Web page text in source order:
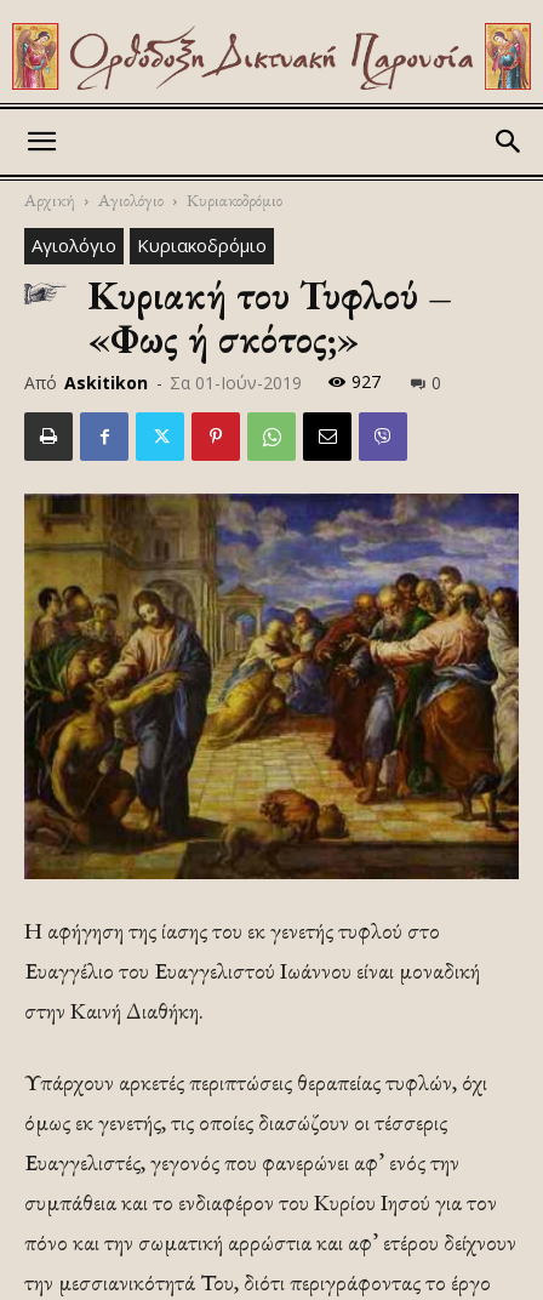
Αρχική Αγιολόγιο Κυριακοδρόμιο
Αγιολόγιο Κυριακοδρόμιο
Κυριακή του Τυφλού –
«Φως ή σκότος;»
Από Askitikon - Σα 01-Ιούν-2019 927 0
Η αφήγηση της ίασης του εκ γενετής τυφλού στο
Ευαγγέλιο του Ευαγγελιστού Ιωάννου είναι μοναδική
στην Καινή Διαθήκη.
Υπάρχουν αρκετές περιπτώσεις θεραπείας τυφλών, όχι
όμως εκ γενετής, τις οποίες διασώζουν οι τέσσερις
Ευαγγελιστές, γεγονός που φανερώνει αφ’ ενός την
συμπάθεια και το ενδιαφέρον του Κυρίου Ιησού για τον
πόνο και την σωματική αρρώστια και αφ’ ετέρου δείχνουν
την μεσσιανικότητά Του, διότι περιγράφοντας το έργο